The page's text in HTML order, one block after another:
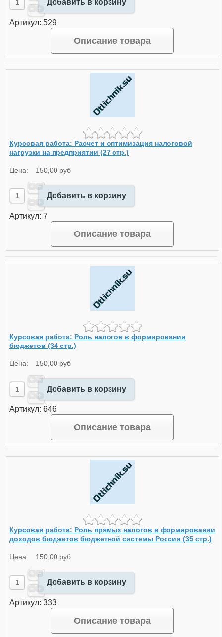
Добавить в корзину
Артикул: 529
Описание товара
Курсовая работа: Расчет и оптимизация налоговой
нагрузки на предприятии (27 стр.)
Цена: 150,00 руб
Добавить в корзину
Артикул: 7
Описание товара
Курсовая работа: Роль налогов в формировании
бюджетов (34 стр.)
Цена: 150,00 руб
Добавить в корзину
Артикул: 646
Описание товара
Курсовая работа: Роль прямых налогов в формировании
доходов бюджетов бюджетной системы России (35 стр.)
Цена: 150,00 руб
Добавить в корзину
Артикул: 333
Описание товара